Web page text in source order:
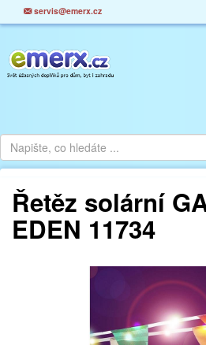
servis@emerx.cz
Řetěz solární
EDEN 11734